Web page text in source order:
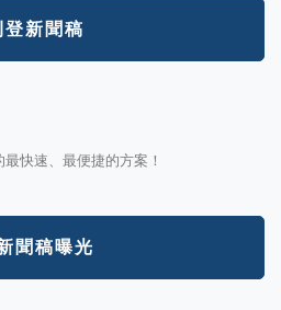
登新聞稿
快速、最便捷的方案！
聞稿曝光